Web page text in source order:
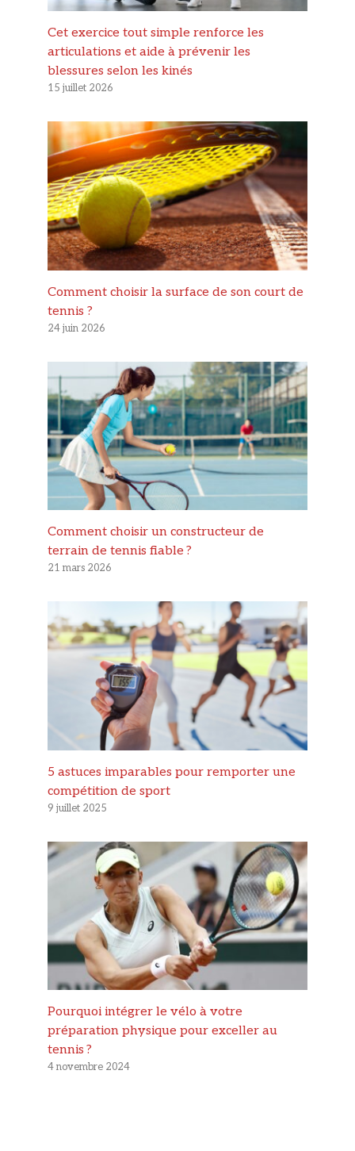
Cet exercice tout simple renforce les
articulations et aide à prévenir les
blessures selon les kinés
15 juillet 2026
Comment choisir la surface de son court de
tennis ?
24 juin 2026
Comment choisir un constructeur de
terrain de tennis fiable ?
21 mars 2026
5 astuces imparables pour remporter une
compétition de sport
9 juillet 2025
Pourquoi intégrer le vélo à votre
préparation physique pour exceller au
tennis ?
4 novembre 2024